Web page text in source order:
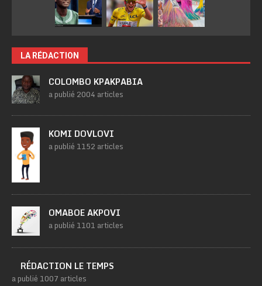
LA RÉDACTION
COLOMBO KPAKPABIA
a publié 2004 articles
KOMI DOVLOVI
a publié 1152 articles
OMABOE AKPOVI
a publié 1101 articles
RÉDACTION LE TEMPS
a publié 1007 articles